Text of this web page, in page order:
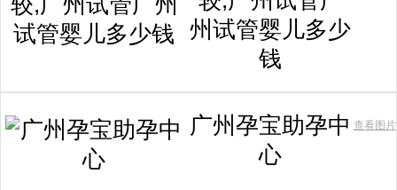
州试管婴儿多少
钱
广州孕宝助孕中
心
查看图片